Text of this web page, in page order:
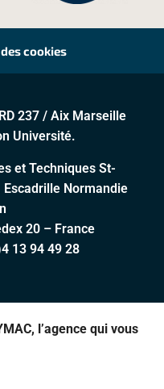
cookies
237 / Aix Marseille
Université.
et Techniques St-
Normandie
20 – France
13 94 49 28
l’agence qui vous